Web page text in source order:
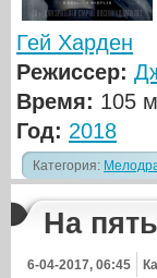
Гей Харден
Режиссер:
Время: 105
Год: 2018
Категория:
На
6-04-2017, 06:45